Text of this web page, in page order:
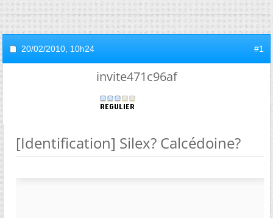
20/02/2010, 10h24 #1
invite471c96af
[Identification] Silex? Calcédoine?